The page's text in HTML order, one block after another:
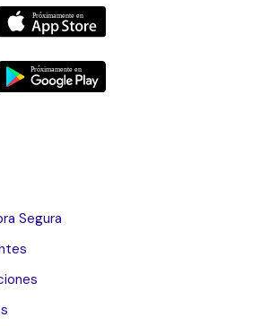
Segura